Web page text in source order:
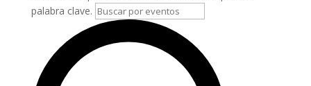
palabra clave.